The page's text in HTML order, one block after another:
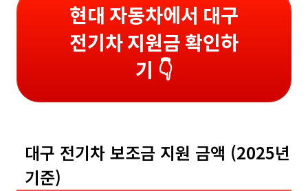
현대 자동차에서 대구
전기차 지원금 확인하
기 👇
대구 전기차 보조금 지원 금액 (2025년
기준)